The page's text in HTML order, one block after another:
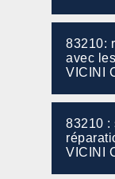
83210:
avec
VICINI
83210 :
VICINI